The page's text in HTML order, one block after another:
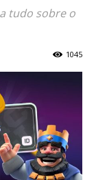
tudo sobre o
1045